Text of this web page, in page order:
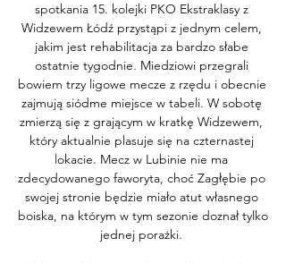
spotkania 15. kolejki PKO Ekstraklasy z
Widzewem Łódź przystąpi z jednym celem,
jakim jest rehabilitacja za bardzo słabe
ostatnie tygodnie. Miedziowi przegrali
bowiem trzy ligowe mecze z rzędu i obecnie
zajmują siódme miejsce w tabeli. W sobotę
zmierzą się z grającym w kratkę Widzewem,
który aktualnie plasuje się na czternastej
lokacie. Mecz w Lubinie nie ma
zdecydowanego faworyta, choć Zagłębie po
swojej stronie będzie miało atut własnego
boiska, na którym w tym sezonie doznał tylko
jednej porażki.